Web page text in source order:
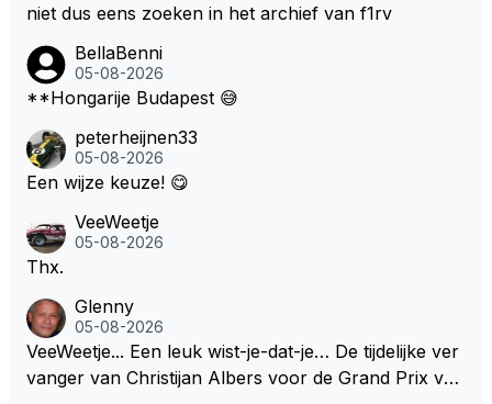
niet dus eens zoeken in het archief van f1rv
BellaBenni
05-08-2026
**Hongarije Budapest 😅
peterheijnen33
05-08-2026
Een wijze keuze! 😋
VeeWeetje
05-08-2026
Thx.
Glenny
05-08-2026
VeeWeetje... Een leuk wist-je-dat-je… De tijdelijke ver
vanger van Christijan Albers voor de Grand Prix van